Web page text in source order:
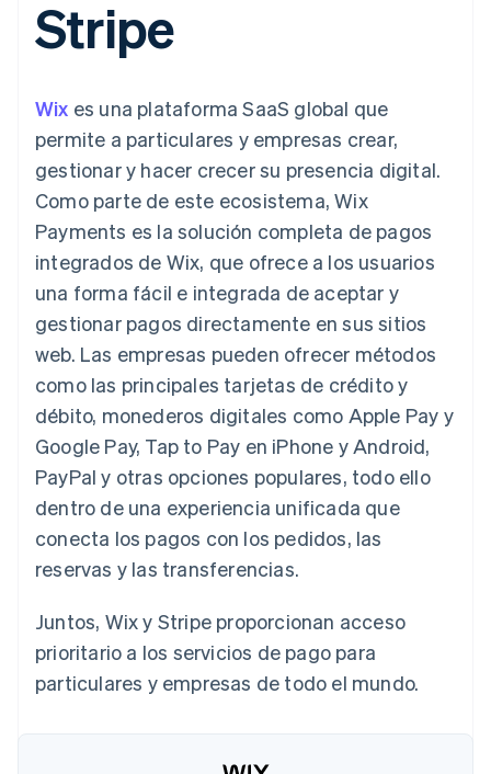
Métodos de
pago
Acceso a más
Pagos en
Authorization
Boost
Optimizaciones
de aceptación
Link
Proceso de
compra
acelerado
Financial
Datos de ctas.
financieras
personalizados
Sincronización
de datos
Más
Descubre lo que viene
Radar
Prevención de fraude
Atlas
Climate
Eliminación de dióxido de carbono
Identity
Verificación de identidad en línea
aplicación
Marketplaces
Gestión del dinero
Por sector
Empresas de IA
creadores
Videojuegos
Hostelería, viajes y ocio
Seguros
Medios de
comunicación y
entretenimiento
Entidades sin ánimo de
lucro
Servicios para
profesionales
Sector público
Comercio minorista
Socios
Stripe App Marketplace
suscripciones
Ofrecer facturación
basada en el consumo
Aprovisiona y gestiona
servicios con agentes
Recursos
Integraciones de
aplicaciones
Muestras de código
Blog de
desarrolladores
Estado de la API
Hoja de ruta del
nuestro evento anual
Empleo
Sala de prensa
Stripe Press
Contacta con ventas
Conviértete en socio
Stripe
Wix es una plataforma SaaS global que
permite a particulares y empresas crear,
gestionar y hacer crecer su presencia digital.
Como parte de este ecosistema, Wix
Payments es la solución completa de pagos
integrados de Wix, que ofrece a los usuarios
una forma fácil e integrada de aceptar y
gestionar pagos directamente en sus sitios
web. Las empresas pueden ofrecer métodos
como las principales tarjetas de crédito y
débito, monederos digitales como Apple Pay y
Google Pay, Tap to Pay en iPhone y Android,
PayPal y otras opciones populares, todo ello
dentro de una experiencia unificada que
conecta los pagos con los pedidos, las
reservas y las transferencias.
Juntos, Wix y Stripe proporcionan acceso
prioritario a los servicios de pago para
particulares y empresas de todo el mundo.